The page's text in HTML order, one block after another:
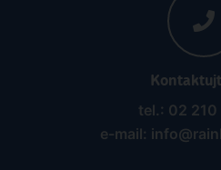
tel.: 02 210
e-mail: